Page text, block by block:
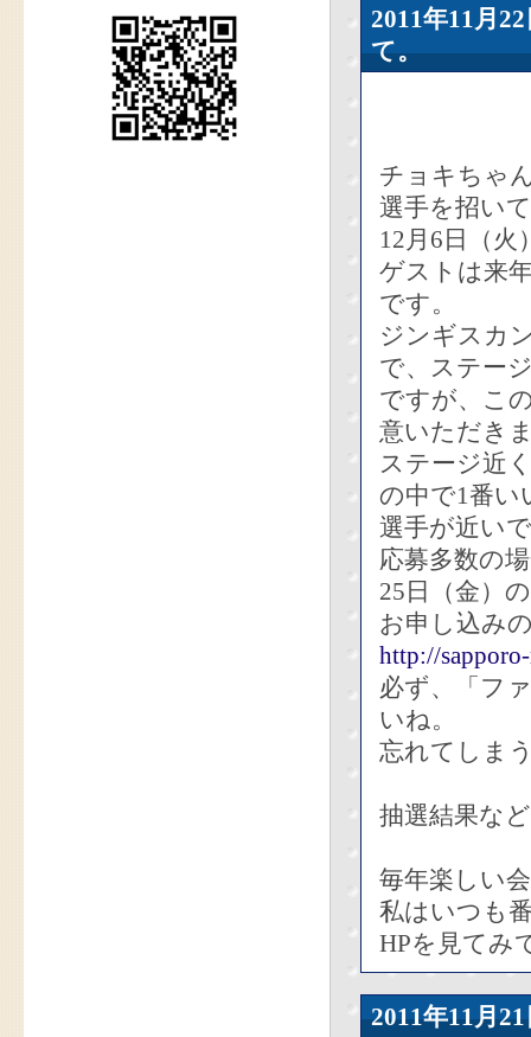
2011年11
て。
チョキちゃ
選手を招い
12月6日（
ゲストは来
です。
ジンギスカ
で、ステー
ですが、こ
意いただき
ステージ近
の中で1番い
選手が近い
応募多数の
25日（金）
お申し込み
http://
必ず、「フ
いね。
忘れてしま
抽選結果な
毎年楽しい
私はいつも
HPを見てみ
2011年11